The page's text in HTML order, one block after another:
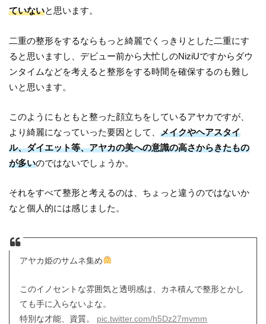
ていないと思います。
二重の整形をするならもっと綺麗でくっきりとした二重にす
ると思いますし、デビュー前から大忙しのNiziUですからダウ
ンタイムなどを考えると整形をする時間を確保するのも難し
いと思います。
このようにもともと整った顔立ちをしているアヤカですが、
より綺麗になっていった要因として、メイクやヘアスタイ
ル、ダイエット等、アヤカの美への意識の高さからきたもの
が多いのではないでしょうか。
それをすべて整形と考えるのは、ちょっと違うのではないか
なと個人的には感じました。
アヤカ姫のサムネ集め
このイノセントな雰囲気と透明感は、カネ積んで整形とかし
ても手に入らないよな。
特別な才能、資質。 pic.twitter.com/h5Dz27mvmm